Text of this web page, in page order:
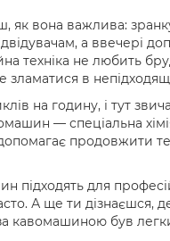
як вона важлива:
а ввечері
техніка не любить
зламатися в
на годину, і тут
— спеціальна
продовжити
підходять для
А ще ти дізнаєшся,
кавомашиною був